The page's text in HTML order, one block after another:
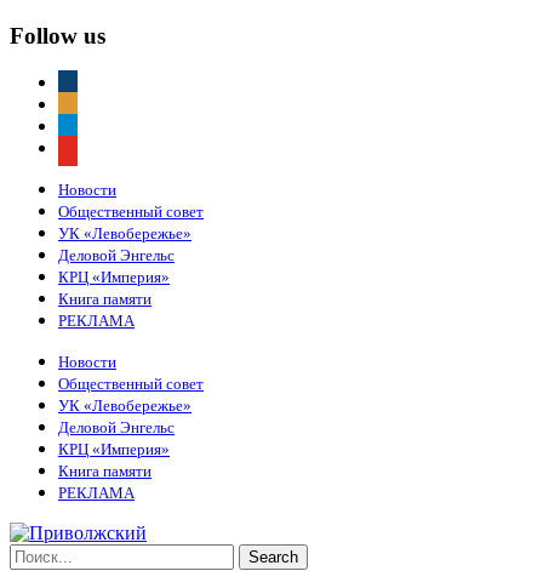
Follow us
Новости
Общественный совет
УК «Левобережье»
Деловой Энгельс
КРЦ «Империя»
Книга памяти
РЕКЛАМА
Новости
Общественный совет
УК «Левобережье»
Деловой Энгельс
КРЦ «Империя»
Книга памяти
РЕКЛАМА